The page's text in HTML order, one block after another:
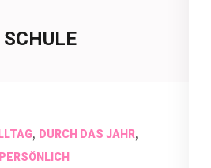
SCHULE
, DURCH DAS JAHR,
PERSÖNLICH